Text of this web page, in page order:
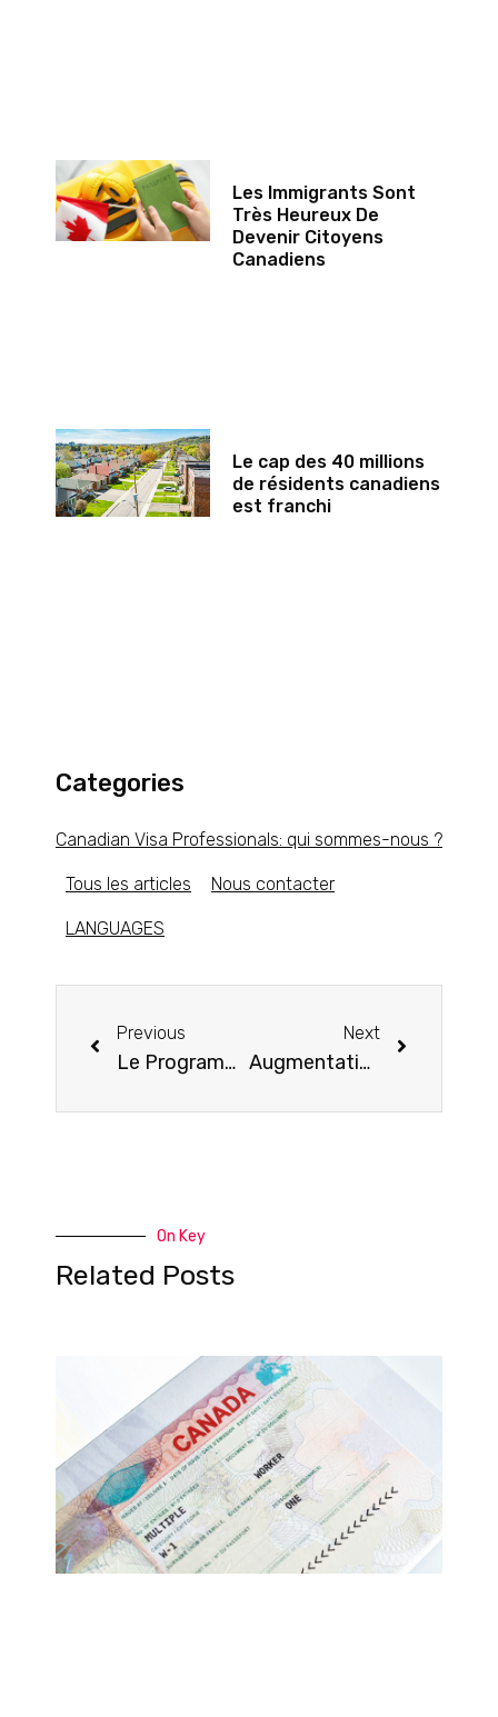
Les Immigrants Sont
Très Heureux De
Devenir Citoyens
Canadiens
Le cap des 40 millions
de résidents canadiens
est franchi
Categories
Canadian Visa Professionals: qui sommes-nous ?
Tous les articles Nous contacter
LANGUAGES
Previous
Le Programme NEEDS Aide Les Enfants Immigrés À Winnipeg
Next
Augmentation Du Nombre De Personnes Qui Font La Navette Pour Aller Travailler Au Canada
On Key
Related Posts